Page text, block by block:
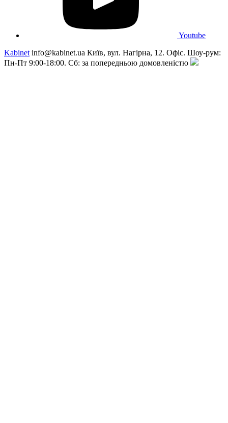
Youtube
Kabinet info@kabinet.ua Київ, вул. Нагірна, 12. Офіс. Шоу-рум:
Пн-Пт 9:00-18:00. Сб: за попередньою домовленістю